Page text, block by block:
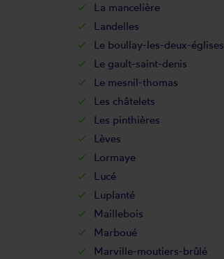
La mancelière
Landelles
Le boullay-les-deux-églises
Le gault-saint-denis
Le mesnil-thomas
Les châtelets
Les pinthières
Lèves
Lormaye
Lucé
Luplanté
Maillebois
Marboué
Marville-moutiers-brûlé